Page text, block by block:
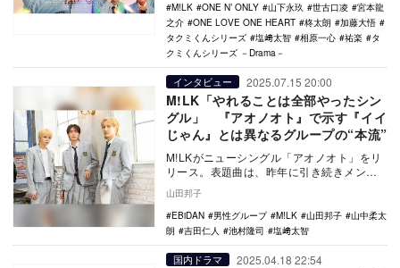
M!LK
ONE N’ ONLY 山下永玖 世古口凌
宮本龍
之介
ONE LOVE ONE HEART 柊太朗
加藤大悟
タクミくんシリーズ
塩﨑太智 相原一心 祐楽
タ
クミくんシリーズ －Drama－
インタビュー 2025.07.15 20:00
M!LK「やれることは全部やったシン
グル」 『アオノオト』で示す『イイ
じゃん』とは異なるグループの“本流”
M!LKがニューシングル「アオノオト」をリ
リース。表題曲は、昨年に引き続きメンバ
ド「シーブ…
山田邦子
EBiDAN
男性グループ M!LK 山田邦子
山中柔太
朗
吉田仁人 池村隆司 塩﨑太智
国内ドラマ 2025.04.18 22:54